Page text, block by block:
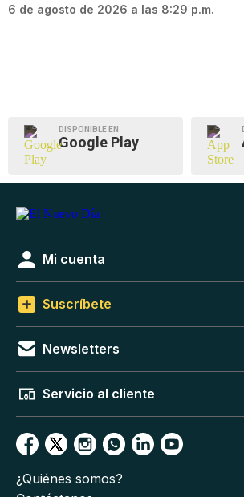
6 de agosto de 2026 a las 8:29 p.m.
DISPONIBLE EN
Google Play
Mi cuenta
Suscríbete
Newsletters
Servicio al cliente
¿Quiénes somos?